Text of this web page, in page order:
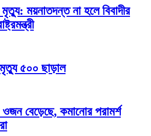
ময়নাতদন্ত না হলে বিবাদীর
মৃত্যু ৫০০ ছাড়াল
ওজন বেড়েছে, কমানোর পরামর্শ